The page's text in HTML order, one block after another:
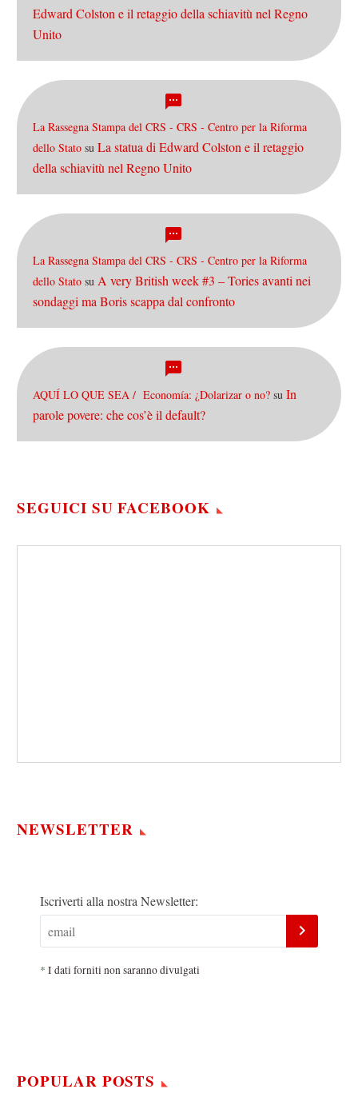
Edward Colston e il retaggio della schiavitù nel Regno
Unito
La Rassegna Stampa del CRS - CRS - Centro per la Riforma
dello Stato su La statua di Edward Colston e il retaggio
della schiavitù nel Regno Unito
La Rassegna Stampa del CRS - CRS - Centro per la Riforma
dello Stato su A very British week #3 – Tories avanti nei
sondaggi ma Boris scappa dal confronto
AQUÍ LO QUE SEA / Economía: ¿Dolarizar o no? su In
parole povere: che cos’è il default?
SEGUICI SU FACEBOOK
NEWSLETTER
Iscriverti alla nostra Newsletter:
* I dati forniti non saranno divulgati
POPULAR POSTS